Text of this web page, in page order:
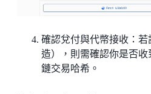
確認兌付與代幣接收：
造），則需確認你是否
鏈交易哈希。